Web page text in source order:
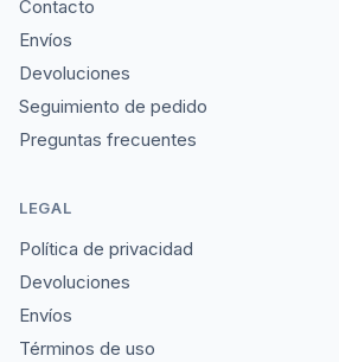
Contacto
Envíos
Devoluciones
Seguimiento de pedido
Preguntas frecuentes
LEGAL
Política de privacidad
Devoluciones
Envíos
Términos de uso